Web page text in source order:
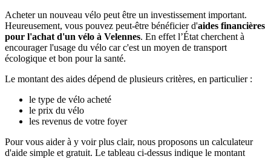
Acheter un nouveau vélo peut être un investissement important.
Heureusement, vous pouvez peut-être bénéficier d'aides financières
pour l'achat d'un vélo à Velennes. En effet l’État cherchent à
encourager l'usage du vélo car c'est un moyen de transport
écologique et bon pour la santé.
Le montant des aides dépend de plusieurs critères, en particulier :
le type de vélo acheté
le prix du vélo
les revenus de votre foyer
Pour vous aider à y voir plus clair, nous proposons un calculateur
d'aide simple et gratuit. Le tableau ci-dessus indique le montant